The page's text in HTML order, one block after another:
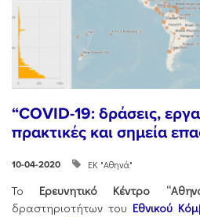
“COVID-19: δράσεις,
πρακτικές και σημεία
10-04-2020 ΕΚ "Αθηνά"
Το Ερευνητικό Κέντρο
δραστηριοτήτων του Εθνικού